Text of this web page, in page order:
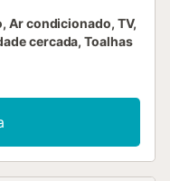
Ar condicionado, TV,
cercada, Toalhas